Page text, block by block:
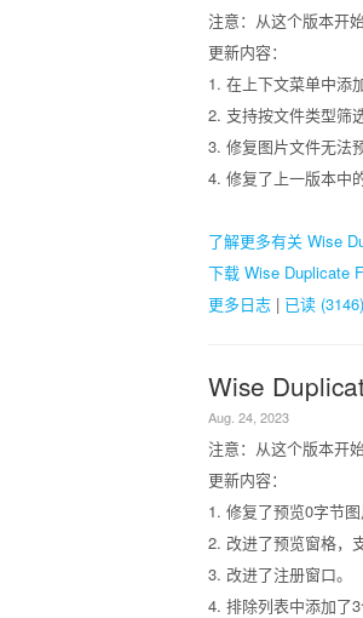
注意：从这个版本开
更新内容：
1. 在上下文菜单中添
2. 支持按文件类型筛
3. 修复图片文件无法
4. 修复了上一版本中
了解更多有关 Wise
下载 Wise Duplicate
更多日志 | 已读 (3146)
Wise
Aug. 24, 2023
注意：从这个版本开
更新内容：
1. 修复了预览0字节
2. 改进了预览窗格，
3. 改进了注册窗口。
4. 排除列表中添加了3